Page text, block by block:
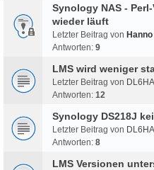
Synology NAS -
wieder läuft
Letzter Beitrag von
Antworten: 9
LMS wird weniger
Letzter Beitrag von
Antworten: 12
Synology DS218J
Letzter Beitrag von
Antworten: 8
LMS Versionen